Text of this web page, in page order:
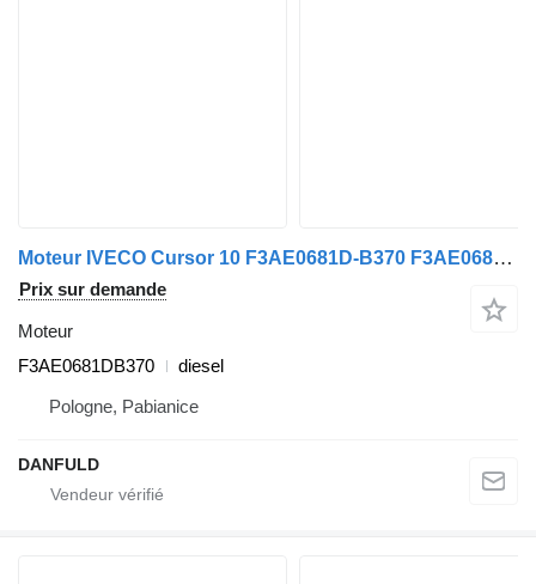
Moteur IVECO Cursor 10 F3AE0681D-B370 F3AE0681DB370 pour tracteur routier IVECO Stralis
Prix sur demande
Moteur
F3AE0681DB370
diesel
Pologne, Pabianice
DANFULD